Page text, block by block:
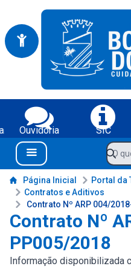
Portal da Prefeitura Municipal
Serviços da Prefeitura
Ouvidoria SIC
Navegue pelo portal da
Menu Bar
O que
Conteúdo da Prefeitura de
Página Inicial Portal da
Contratos e Aditivos
Contrato Nº ARP 004/
Contrato Nº
PP005/2018
Informação disponibilizada